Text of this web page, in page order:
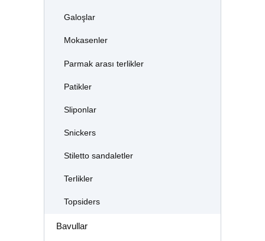
Galoşlar
Mokasenler
Parmak arası terlikler
Patikler
Sliponlar
Snickers
Stiletto sandaletler
Terlikler
Topsiders
Bavullar